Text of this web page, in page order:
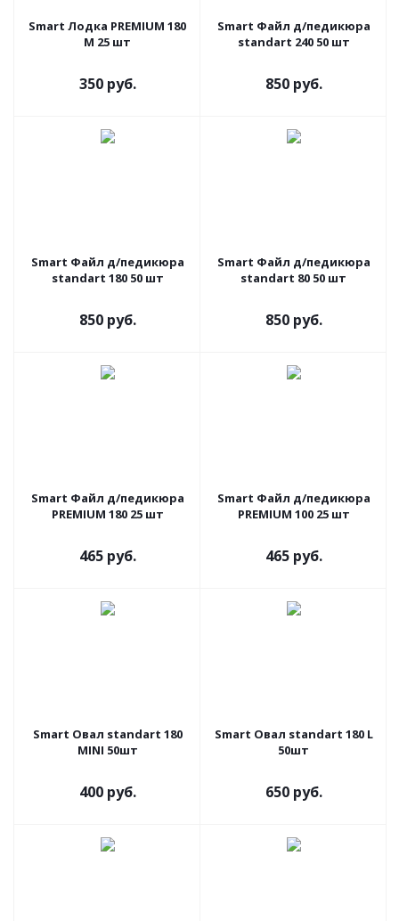
Smart Лодка PREMIUM 180
M 25 шт
350 руб.
Smart Файл д/педикюра
standart 240 50 шт
850 руб.
Smart Файл д/педикюра
standart 180 50 шт
850 руб.
Smart Файл д/педикюра
standart 80 50 шт
850 руб.
Smart Файл д/педикюра
PREMIUM 180 25 шт
465 руб.
Smart Файл д/педикюра
PREMIUM 100 25 шт
465 руб.
Smart Овал standart 180
MINI 50шт
400 руб.
Smart Овал standart 180 L
50шт
650 руб.